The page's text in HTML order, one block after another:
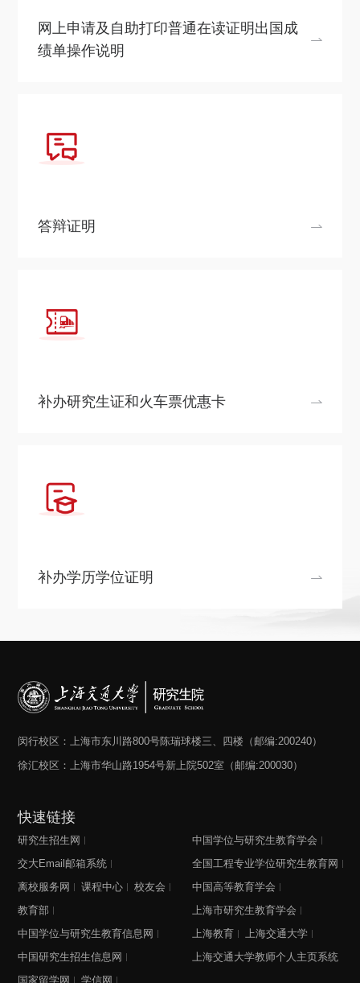
网上申请及自助打印普通在读证明出国成
绩单操作说明
答辩证明
补办研究生证和火车票优惠卡
补办学历学位证明
闵行校区：上海市东川路800号陈瑞球楼三、四楼（邮编:200240）
徐汇校区：上海市华山路1954号新上院502室（邮编:200030）
快速链接
研究生招生网
交大Email邮箱系统
离校服务网
课程中心
校友会
教育部
中国学位与研究生教育信息网
中国研究生招生信息网
国家留学网
学信网
中国学位与研究生教育学会
全国工程专业学位研究生教育网
中国高等教育学会
上海市研究生教育学会
上海教育
上海交通大学
上海交通大学教师个人主页系统